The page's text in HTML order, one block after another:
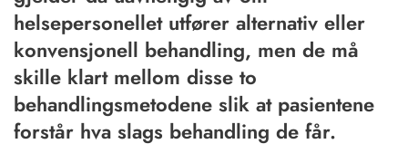
helsepersonellet utfører alternativ eller
konvensjonell behandling, men de må
skille klart mellom disse to
behandlingsmetodene slik at pasientene
forstår hva slags behandling de får.